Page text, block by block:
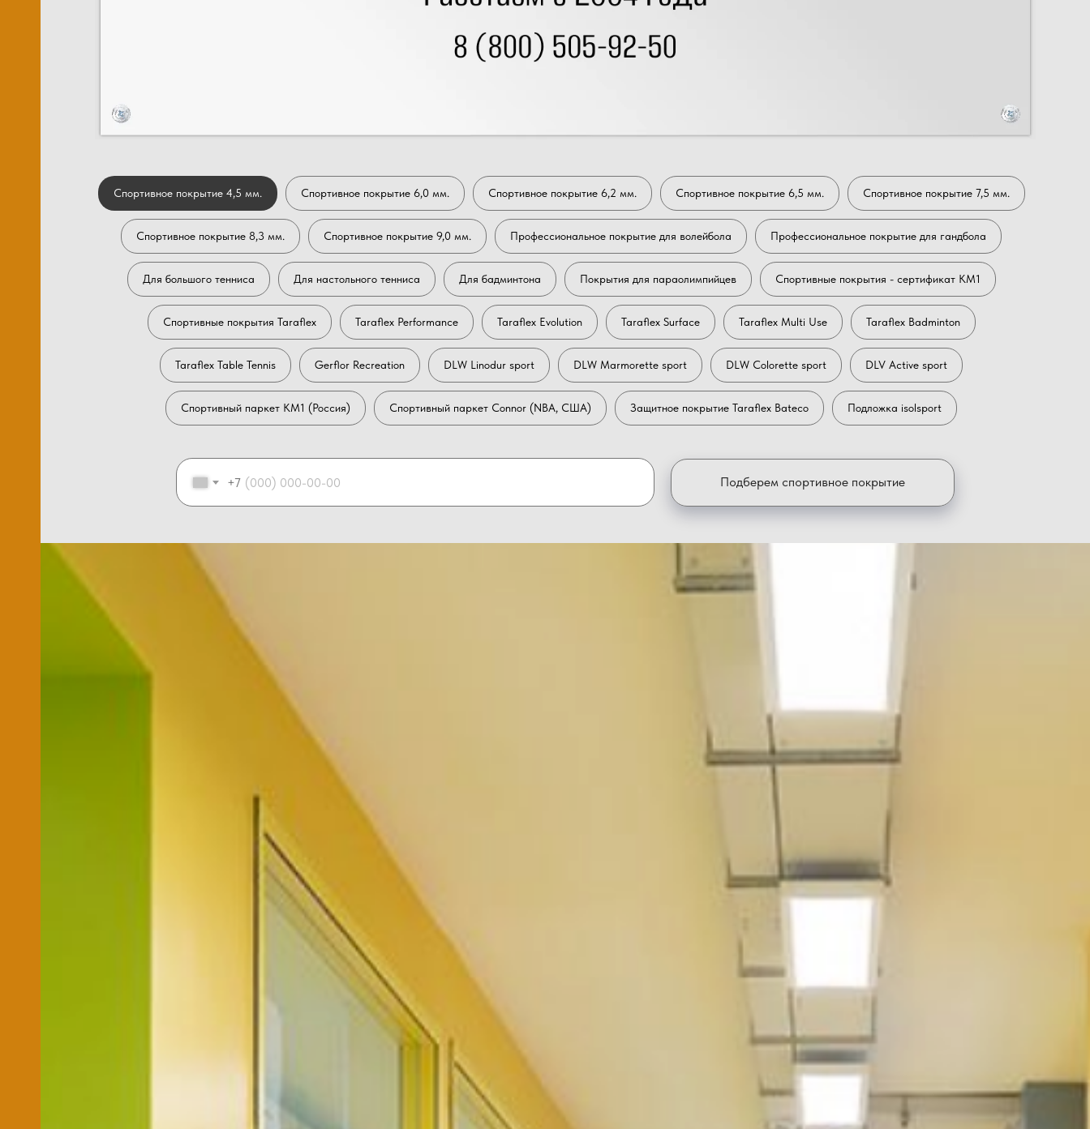
Спортивное покрытие 4,5 мм. Спортивное покрытие 6,0 мм. Спортивное покрытие 6,2 мм. Спортивное покрытие 6,5 мм. Спортивное покрытие 7,5 мм.
Спортивное покрытие 8,3 мм. Спортивное покрытие 9,0 мм. Профессиональное покрытие для волейбола Профессиональное покрытие для гандбола
Для большого тенниса Для настольного тенниса Для бадминтона Покрытия для параолимпийцев Спортивные покрытия - сертификат КМ1
Спортивные покрытия Taraflex Taraflex Performance Taraflex Evolution Taraflex Surface Taraflex Multi Use Taraflex Badminton
Taraflex Table Tennis Gerflor Recreation DLW Linodur sport DLW Marmorette sport DLW Colorette sport DLV Active sport
Спортивный паркет КМ1 (Россия) Спортивный паркет Connor (NBA, США) Защитное покрытие Taraflex Bateco Подложка isolsport
+7 Подберем спортивное покрытие